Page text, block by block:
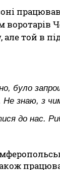
воротарів
той в
було
знаю, з
до нас.